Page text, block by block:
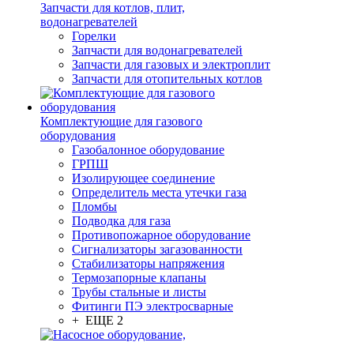
Запчасти для котлов, плит,
водонагревателей
Горелки
Запчасти для водонагревателей
Запчасти для газовых и электроплит
Запчасти для отопительных котлов
Комплектующие для газового
оборудования
Газобалонное оборудование
ГРПШ
Изолирующее соединение
Определитель места утечки газа
Пломбы
Подводка для газа
Противопожарное оборудование
Сигнализаторы загазованности
Стабилизаторы напряжения
Термозапорные клапаны
Трубы стальные и листы
Фитинги ПЭ электросварные
+ ЕЩЕ 2